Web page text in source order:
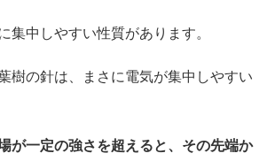
集中しやすい性質があります。
樹の針は、まさに電気が集中しやすい
が一定の強さを超えると、その先端か